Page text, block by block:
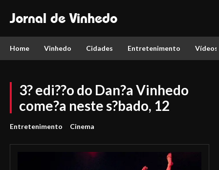
Jornal de Vinhedo
Home Vinhedo Cidades Entretenimento Vídeos
3? edi??o do Dan?a Vinhedo
come?a neste s?bado, 12
Entretenimento Cinema